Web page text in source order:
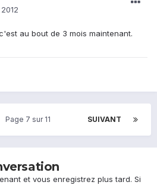
au bout de 3 mois maintenant.
SUIVANT
Page 7 sur 11
et vous enregistrez plus tard. Si